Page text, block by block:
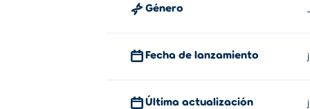
Bounce Ball se puede jugar en tu
Género
Fecha de lanzamiento
Última actualización